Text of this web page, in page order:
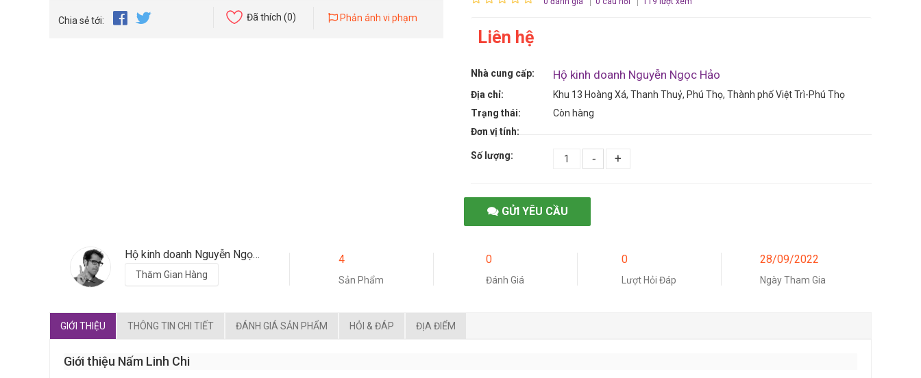
Chia sẻ tới: Đã thích (0) Phản ánh vi phạm
Liên hệ
Nhà cung cấp: Hộ kinh doanh Nguyễn Ngọc Hảo
Địa chỉ:
Khu 13 Hoàng Xá, Thanh Thuỷ, Phú Thọ, Thành phố Việt Trì-Phú Thọ
Trạng thái:
Còn hàng
Đơn vị tính:
Số lượng: - +
GỬI YÊU CẦU
Hộ kinh doanh Nguyễn Ngọc Hảo
Thăm Gian Hàng
4
Sản Phẩm
0
Đánh Giá
0
Lượt Hỏi Đáp
28/09/2022
Ngày Tham Gia
GIỚI THIỆU THÔNG TIN CHI TIẾT ĐÁNH GIÁ SẢN PHẨM HỎI & ĐÁP ĐỊA ĐIỂM
Giới thiệu Nấm Linh Chi